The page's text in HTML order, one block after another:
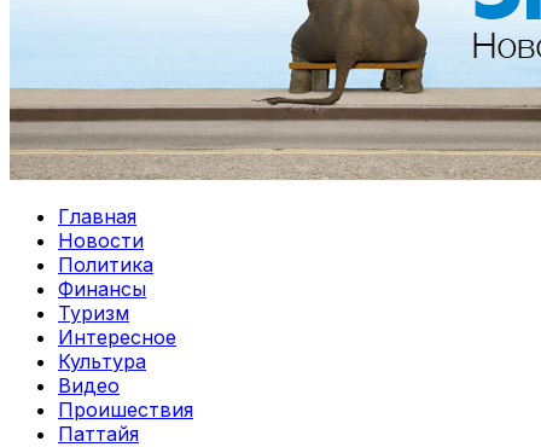
Главная
Новости
Политика
Финансы
Туризм
Интересное
Культура
Видео
Проишествия
Паттайя